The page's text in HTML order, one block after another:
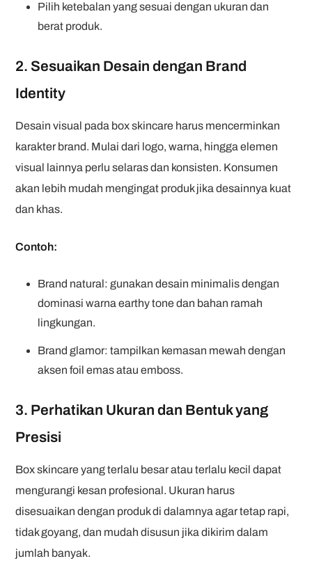
Pilih ketebalan yang sesuai dengan ukuran dan
berat produk.
2. Sesuaikan Desain dengan Brand
Identity
Desain visual pada box skincare harus mencerminkan
karakter brand. Mulai dari logo, warna, hingga elemen
visual lainnya perlu selaras dan konsisten. Konsumen
akan lebih mudah mengingat produk jika desainnya kuat
dan khas.
Contoh:
Brand natural: gunakan desain minimalis dengan
dominasi warna earthy tone dan bahan ramah
lingkungan.
Brand glamor: tampilkan kemasan mewah dengan
aksen foil emas atau emboss.
3. Perhatikan Ukuran dan Bentuk yang
Presisi
Box skincare yang terlalu besar atau terlalu kecil dapat
mengurangi kesan profesional. Ukuran harus
disesuaikan dengan produk di dalamnya agar tetap rapi,
tidak goyang, dan mudah disusun jika dikirim dalam
jumlah banyak.